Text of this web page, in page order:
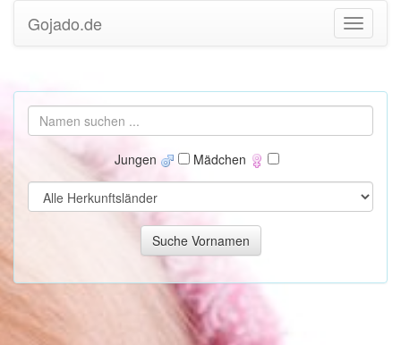
Gojado.de
Jungen Mädchen